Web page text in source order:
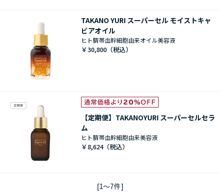
TAKANO YURI スーパーセル モイストキャ
ビアオイル
ヒト臍帯血幹細胞由来オイル美容液
￥30,800
【定期便】TAKANOYURI スーパーセルセラ
ム
ヒト臍帯血幹細胞由来美容液
￥8,624
[1～7件]